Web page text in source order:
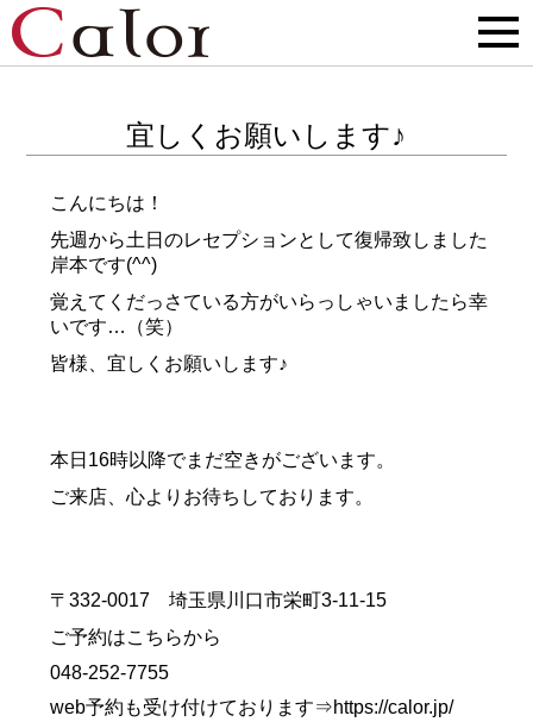
宜しくお願いします♪
こんにちは！
先週から土日のレセプションとして復帰致しました
岸本です(^^)
覚えてくだっさている方がいらっしゃいましたら幸
いです…（笑）
皆様、宜しくお願いします♪
本日16時以降でまだ空きがございます。
ご来店、心よりお待ちしております。
〒332-0017 埼玉県川口市栄町3-11-15
ご予約はこちらから
048-252-7755
web予約も受け付けております⇒https://calor.jp/